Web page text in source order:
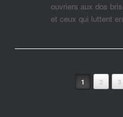
ouvriers aux dos
et ceux qui luttent
1 2 3